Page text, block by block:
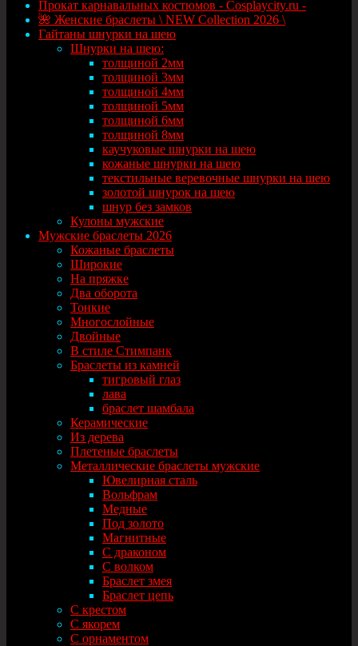
Прокат карнавальных костюмов - Cosplaycity.ru -
🌺 Женские браслеты \ NEW Collection 2026 \
Гайтаны шнурки на шею
Шнурки на шею:
толщиной 2мм
толщиной 3мм
толщиной 4мм
толщиной 5мм
толщиной 6мм
толщиной 8мм
каучуковые шнурки на шею
кожаные шнурки на шею
текстильные веревочные шнурки на шею
золотой шнурок на шею
шнур без замков
Кулоны мужские
Мужские браслеты 2026
Кожаные браслеты
Широкие
На пряжке
Два оборота
Тонкие
Многослойные
Двойные
В стиле Стимпанк
Браслеты из камней
тигровый глаз
лава
браслет шамбала
Керамические
Из дерева
Плетеные браслеты
Металлические браслеты мужские
Ювелирная сталь
Вольфрам
Медные
Под золото
Магнитные
С драконом
С волком
Браслет змея
Браслет цепь
С крестом
С якорем
С орнаментом